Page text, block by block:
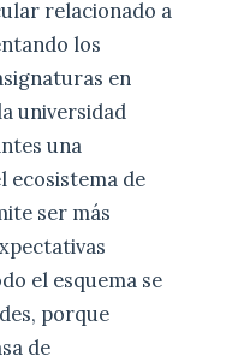
relacionado a
los
en
universidad
una
ecosistema de
ser más
el esquema se
porque
de